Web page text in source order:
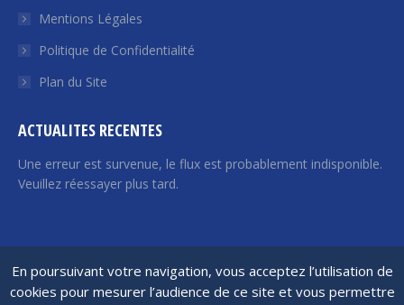
En poursuivant votre navigation, vous acceptez l’utilisation de
cookies pour mesurer l’audience de ce site et vous permettre
fenêtrefenêtrefenêtrefenêtrefenêtre
Mentions Légales
Politique de Confidentialité
Plan du Site
ACTUALITES RECENTES
Une erreur est survenue, le flux est probablement indisponible.
Veuillez réessayer plus tard.